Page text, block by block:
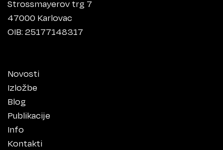
Strossmayerov trg 7
47000 Karlovac
OIB: 25177148317
Novosti
Izložbe
Blog
Publikacije
Info
Kontakti